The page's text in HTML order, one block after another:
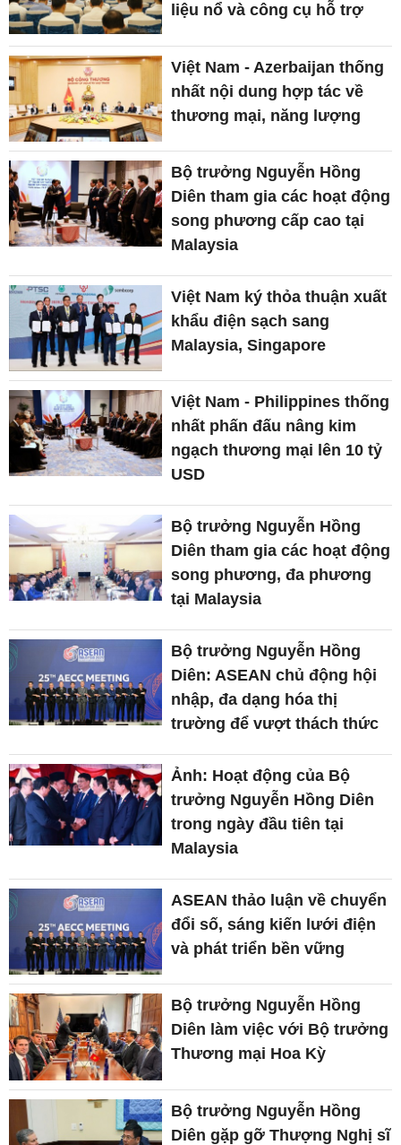
liệu nổ và công cụ hỗ trợ
Việt Nam - Azerbaijan thống
nhất nội dung hợp tác về
thương mại, năng lượng
Bộ trưởng Nguyễn Hồng
Diên tham gia các hoạt động
song phương cấp cao tại
Malaysia
Việt Nam ký thỏa thuận xuất
khẩu điện sạch sang
Malaysia, Singapore
Việt Nam - Philippines thống
nhất phấn đấu nâng kim
ngạch thương mại lên 10 tỷ
USD
Bộ trưởng Nguyễn Hồng
Diên tham gia các hoạt động
song phương, đa phương
tại Malaysia
Bộ trưởng Nguyễn Hồng
Diên: ASEAN chủ động hội
nhập, đa dạng hóa thị
trường để vượt thách thức
Ảnh: Hoạt động của Bộ
trưởng Nguyễn Hồng Diên
trong ngày đầu tiên tại
Malaysia
ASEAN thảo luận về chuyển
đổi số, sáng kiến lưới điện
và phát triển bền vững
Bộ trưởng Nguyễn Hồng
Diên làm việc với Bộ trưởng
Thương mại Hoa Kỳ
Bộ trưởng Nguyễn Hồng
Diên gặp gỡ Thượng Nghị sĩ